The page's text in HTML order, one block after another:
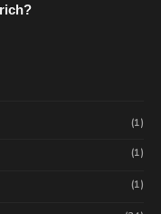
(1)
(1)
(1)